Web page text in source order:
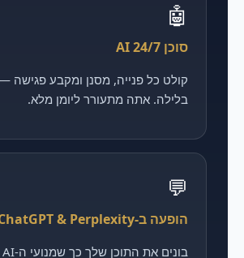
🤖
סוכן AI 24/7
בלילה. אתה מתעורר ליומן מלא.
💬
הופעה ב-ChatGPT & Perplexity